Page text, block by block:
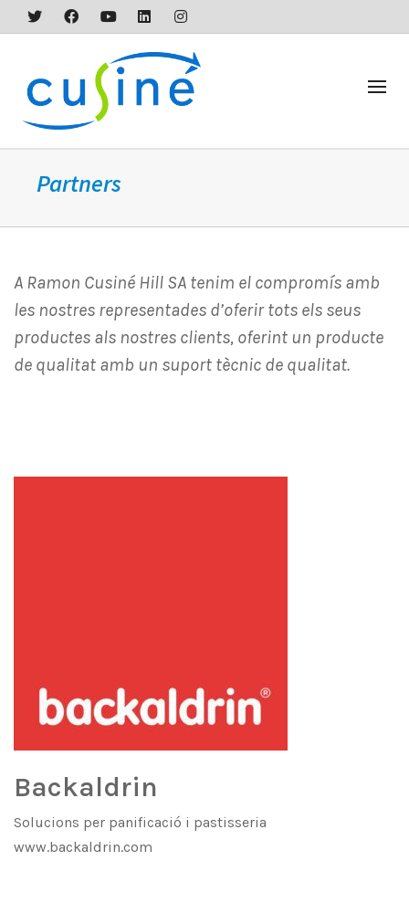
Partners
A Ramon Cusiné Hill SA tenim el compromís amb
les nostres representades d’oferir tots els seus
productes als nostres clients, oferint un producte
de qualitat amb un suport tècnic de qualitat.
Backaldrin
Solucions per panificació i pastisseria
www.backaldrin.com